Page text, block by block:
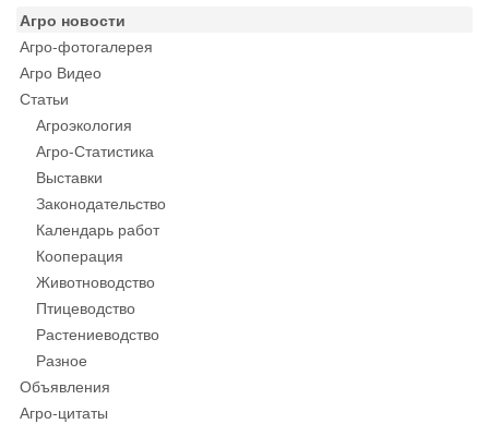
Агро новости
Агро-фотогалерея
Агро Видео
Статьи
Агроэкология
Агро-Статистика
Выставки
Законодательство
Календарь работ
Кооперация
Животноводство
Птицеводство
Растениеводство
Разное
Объявления
Агро-цитаты